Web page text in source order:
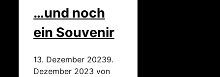
…und noch
ein Souvenir
13. Dezember 20239.
Dezember 2023 von